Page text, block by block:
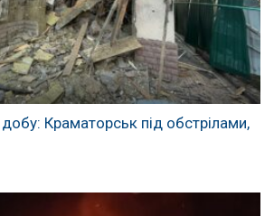
Краматорськ під обстрілами,